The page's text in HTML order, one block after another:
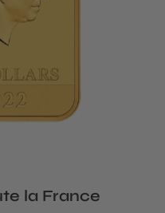
la France